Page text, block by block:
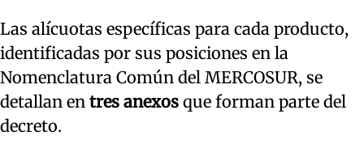
Las alícuotas específicas para cada producto,
identificadas por sus posiciones en la
Nomenclatura Común del MERCOSUR, se
detallan en tres anexos que forman parte del
decreto.